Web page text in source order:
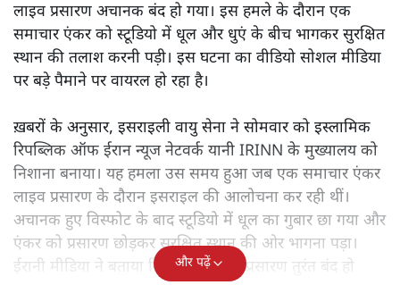
लाइव प्रसारण अचानक बंद हो गया। इस हमले के दौरान एक
समाचार एंकर को स्टूडियो में धूल और धुएं के बीच भागकर सुरक्षित
स्थान की तलाश करनी पड़ी। इस घटना का वीडियो सोशल मीडिया
पर बड़े पैमाने पर वायरल हो रहा है।
ख़बरों के अनुसार, इसराइली वायु सेना ने सोमवार को इस्लामिक
रिपब्लिक ऑफ ईरान न्यूज नेटवर्क यानी IRINN के मुख्यालय को
निशाना बनाया। यह हमला उस समय हुआ जब एक समाचार एंकर
लाइव प्रसारण के दौरान इसराइल की आलोचना कर रही थीं।
अचानक हुए विस्फोट के बाद स्टूडियो में धूल का गुबार छा गया और
एंकर को प्रसारण छोड़कर सुरक्षित स्थान की ओर भागना पड़ा।
ईरानी मीडिया ने बताया कि हमले के बाद प्रसारण तुरंत बंद हो
और पढ़ें